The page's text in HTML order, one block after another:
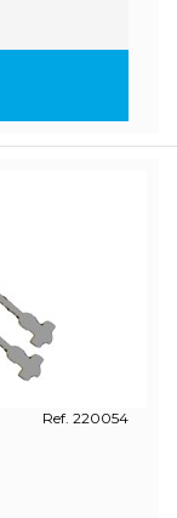
Ref. 220054